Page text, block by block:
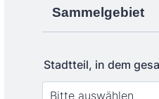
Sammelgebiet
Stadtteil, in dem